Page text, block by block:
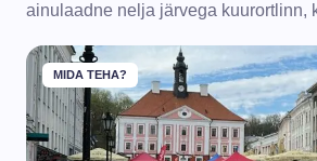
ainulaadne nelja järvega kuurortlinn,
MIDA TEHA?